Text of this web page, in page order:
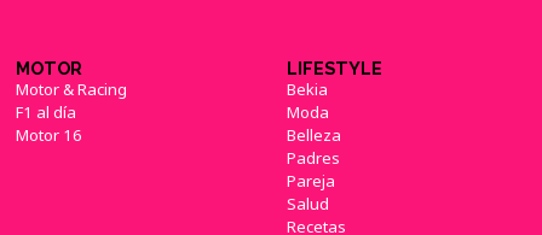
MOTOR
Motor & Racing
F1 al día
Motor 16
LIFESTYLE
Bekia
Moda
Belleza
Padres
Pareja
Salud
Recetas